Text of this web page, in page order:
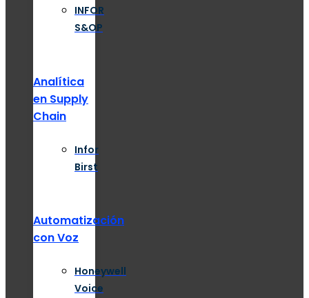
INFOR
S&OP
Analítica
en Supply
Chain
Infor
Birst
Automatización
con Voz
Honeywell
Voice